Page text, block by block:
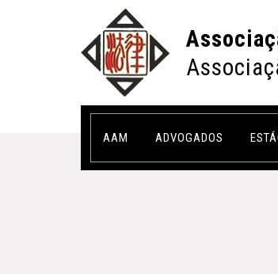
AAM ADVOGADOS